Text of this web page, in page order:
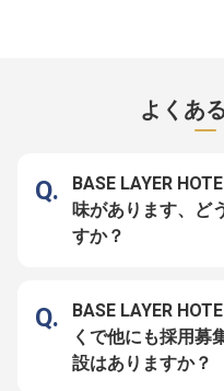
ッティングまで幅広く担当いただき
ます。さまざまなジャンルのレスト
のよい雰囲気です。HRS・ソムリ
エ・バーテンダーなどの資格は手当
として給与に反映され、キャリアア
ップも後押しします。 【働く環境
のポイント】 ・月給23万円～35万
良法人6年連続認定、ひょうご産業
SDGsゴールドステージ認証 ・自社
施設利用割引、他施設利用制度など
福利厚生も充実
ます。
での連
存分に発
が変
材に触
理が
がら成
産業
自社施
など福
よくあ
BASE LAYER
味があります、ど
すか？
BASE LAYER
くで他にも採用募
設はありますか？